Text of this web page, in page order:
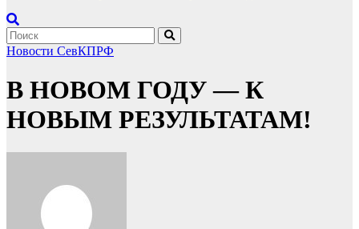
Новости СевКПРФ
В НОВОМ ГОДУ — К
НОВЫМ РЕЗУЛЬТАТАМ!